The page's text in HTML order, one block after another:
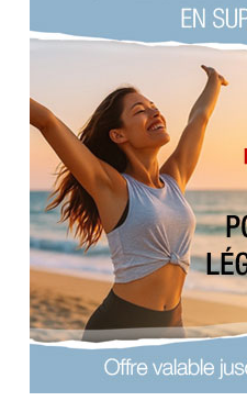
journée du 14/04
sensation de faim aujourd'hui trop
alimentation
déjeuner :
Céréales
enrichies
jus pressé
:
Riz blanc,
lait entier,
peau, cuite
Salade
pomme,